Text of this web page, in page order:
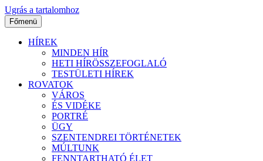
Ugrás a tartalomhoz
Főmenü
HÍREK
MINDEN HÍR
HETI HÍRÖSSZEFOGLALÓ
TESTÜLETI HÍREK
ROVATOK
VÁROS
ÉS VIDÉKE
PORTRÉ
ÜGY
SZENTENDREI TÖRTÉNETEK
MÚLTUNK
FENNTARTHATÓ ÉLET